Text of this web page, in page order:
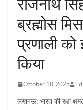
ब्रह्मोस
प्रणाली को
किया
October 18, 2025
लखनऊ: भारत की रक्षा